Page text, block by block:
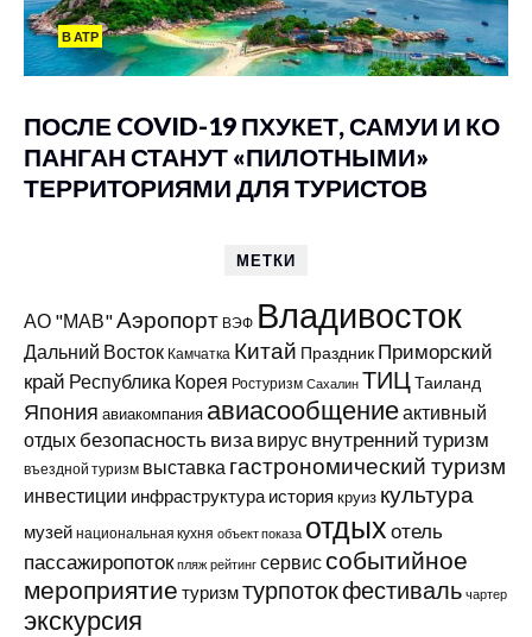
В АТР
ПОСЛЕ COVID-19 ПХУКЕТ, САМУИ И КО
ПАНГАН СТАНУТ «ПИЛОТНЫМИ»
ТЕРРИТОРИЯМИ ДЛЯ ТУРИСТОВ
МЕТКИ
АО "МАВ"Аэропорт ВЭФ Владивосток
Дальний Восток Камчатка Китай Праздник Приморский
край Республика Корея Ростуризм Сахалин ТИЦТаиланд
Япония авиакомпания авиасообщениеактивный
отдых безопасность виза вирус внутренний туризм
въездной туризм выставка гастрономический туризм
инвестиции инфраструктура история круиз культура
музей национальная кухня объект показа отдыхотель
пассажиропоток пляж рейтинг сервис событийное
мероприятие туризмтурпотокфестиваль чартер
экскурсия